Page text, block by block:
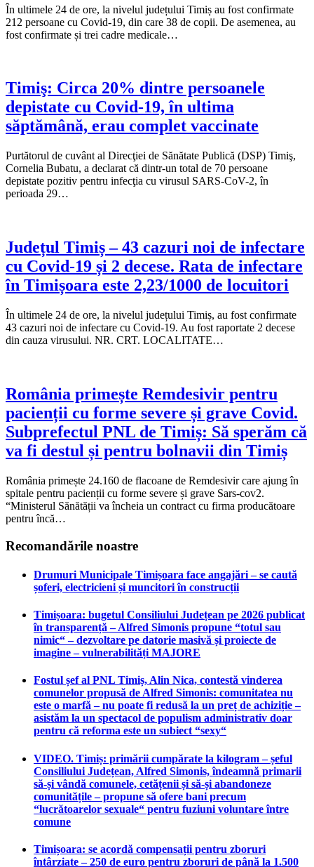
În ultimele 24 de ore, la nivelul județului Timiș au fost confirmate
212 persoane cu Covid-19, din care 38 de copii. De asemenea, au
fost confirmate și trei cadre medicale…
Timiş: Circa 20% dintre persoanele
depistate cu Covid-19, în ultima
săptămână, erau complet vaccinate
Purtătorul de cuvânt al Direcţiei de Sănătate Publică (DSP) Timiş,
Cornelia Bubatu, a declarat că dintr-un total de 70 persoane
depistate pozitiv pentru infecţia cu virusul SARS-CoV-2, în
perioada 29…
Județul Timiș – 43 cazuri noi de infectare
cu Covid-19 și 2 decese. Rata de infectare
în Timișoara este 2,23/1000 de locuitori
În ultimele 24 de ore, la nivelul județului Timiș, au fost confirmate
43 cazuri noi de infectare cu Covid-19. Au fost raportate 2 decese
din cauza virusului. NR. CRT. LOCALITATE…
România primește Remdesivir pentru
pacienții cu forme severe și grave Covid.
Subprefectul PNL de Timiș: Să sperăm că
va fi destul și pentru bolnavii din Timiș
România primește 24.160 de flacoane de Remdesivir care ajung în
spitale pentru pacienții cu forme severe și grave Sars-cov2.
“Ministerul Sănătății va încheia un contract cu firma producătoare
pentru încă…
Recomandările noastre
Drumuri Municipale Timișoara face angajări – se caută
șoferi, electricieni și muncitori în construcții
Timișoara: bugetul Consiliului Județean pe 2026 publicat
în transparență – Alfred Simonis propune “totul sau
nimic“ – dezvoltare pe datorie masivă și proiecte de
imagine – vulnerabilități MAJORE
Fostul șef al PNL Timiș, Alin Nica, contestă vinderea
comunelor propusă de Alfred Simonis: comunitatea nu
este o marfă – nu poate fi redusă la un preț de achiziție –
asistăm la un spectacol de populism administrativ doar
pentru că reforma este un subiect “sexy“
VIDEO. Timiș: primării cumpărate la kilogram – șeful
Consiliului Județean, Alfred Simonis, îndeamnă primarii
să-și vândă comunele, cetățenii și să-și abandoneze
comunitățile – propune să ofere bani precum
“lucrătoarelor sexuale“ pentru fuziuni voluntare între
comune
Timișoara: se acordă compensații pentru zboruri
întârziate – 250 de euro pentru zboruri de până la 1.500